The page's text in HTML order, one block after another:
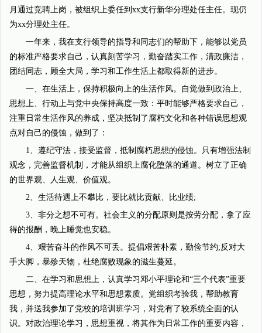
月通过竞聘上岗，被组织上委任到xx支行新华分理处任主任。现仍
为xx分理处主任。
一年来，我在支行领导的指导和同志们的帮助下，能够以党员
的标准严格要求自己，认真刻苦学习，勤奋踏实工作，清政廉洁，
团结同志，顾全大局，学习和工作生活上都取得新的进步。
一、在生活上，保持积极向上的生活作风。自觉做到政治上、
思想上、行动上与党中央保持高度一致：平时能够严格要求自己，
注重日常生活作风的养成，坚决抵制了腐朽文化和各种错误思想观
点对自己的侵蚀，做到了：
1、遵纪守法，接受监督，抵制腐朽思想的侵蚀。只有增强法制
观念，完善监督机制，才能从组织上腐化堕落的通道。树立了正确
的世界观、人生观、价值观。
2、生活待遇上不攀比，要比就比贡献、比业绩;
3、非分之想不可有。社会主义的分配原则是按劳分配，拿了应
得的报酬，晚上睡觉也安稳。
4、艰苦奋斗的作风不可丢。提倡艰苦朴素，勤俭节约;反对大
手大脚，暴殄天物，杜绝腐败现象的滋生蔓延。
二、在学习和思想上，认真学习邓小平理论和“三个代表”重要
思想，努力提高理论水平和思想素质。党组织考验我，帮助教育
我，并送我参加了党校的培训班学习，对党有了较系统全面的认
识。对政治理论学习，思想重视，将其作为日常工作的重要内容，